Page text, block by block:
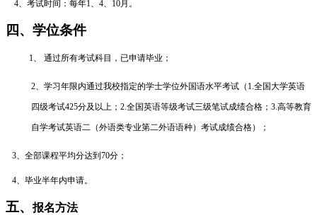
4、考试时间：每年1、4、10月。
四、学位条件
1、 通过所有考试科目，已申请毕业；
2、学习年限内通过我校指定的学士学位外国语水平考试（1.全国大学英语
四级考试425分及以上；2.全国英语等级考试三级笔试成绩合格；3.高等教育
自学考试英语二（外语类专业第二外语语种）考试成绩合格）；
3、 全部课程平均分达到70分 ；
4、毕业半年内申请。
五、 报名方法